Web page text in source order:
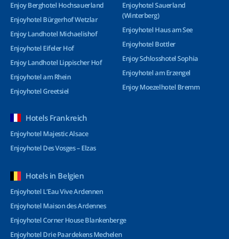
Enjoy Berghotel Hochsauerland
Enjoyhotel Bürgerhof Wetzlar
Enjoy Landhotel Michaelishof
Enjoyhotel Eifeler Hof
Enjoy Landhotel Lippischer Hof
Enjoyhotel am Rhein
Enjoyhotel Greetsiel
Enjoyhotel Sauerland
(Winterberg)
Enjoyhotel Haus am See
Enjoyhotel Bottler
Enjoy Schlosshotel Sophia
Enjoyhotel am Erzengel
Enjoy Moezelhotel Bremm
Hotels Frankreich
Enjoyhotel Majestic Alsace
Enjoyhotel Des Vosges – Elzas
Hotels in Belgien
Enjoyhotel L’Eau Vive Ardennen
Enjoyhotel Maison des Ardennes
Enjoyhotel Corner House Blankenberge
Enjoyhotel Drie Paardekens Mechelen